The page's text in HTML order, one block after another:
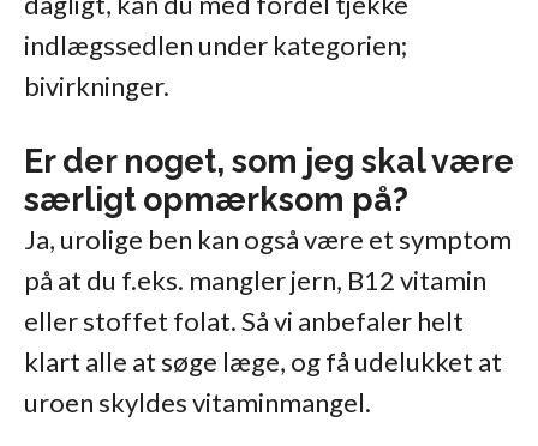
indlægssedlen under kategorien;
bivirkninger.
Er der noget, som jeg skal være
særligt opmærksom på?
Ja, urolige ben kan også være et symptom
på at du f.eks. mangler jern, B12 vitamin
eller stoffet folat. Så vi anbefaler helt
klart alle at søge læge, og få udelukket at
uroen skyldes vitaminmangel.